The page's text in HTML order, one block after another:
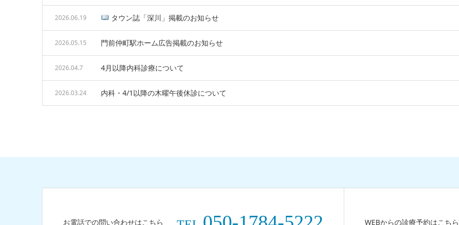
タウン誌「深川」掲載のお知らせ
2026.06.19
門前仲町駅ホーム広告掲載のお知らせ
2026.05.15
4月以降内科診療について
2026.04.7
内科・4/1以降の木曜午後休診について
2026.03.24
お電話での問い合わせはこちら WEBからの診療予約はこちら